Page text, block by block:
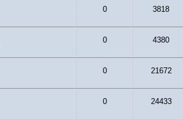
0 3818
0 4380
0 21672
0 24433